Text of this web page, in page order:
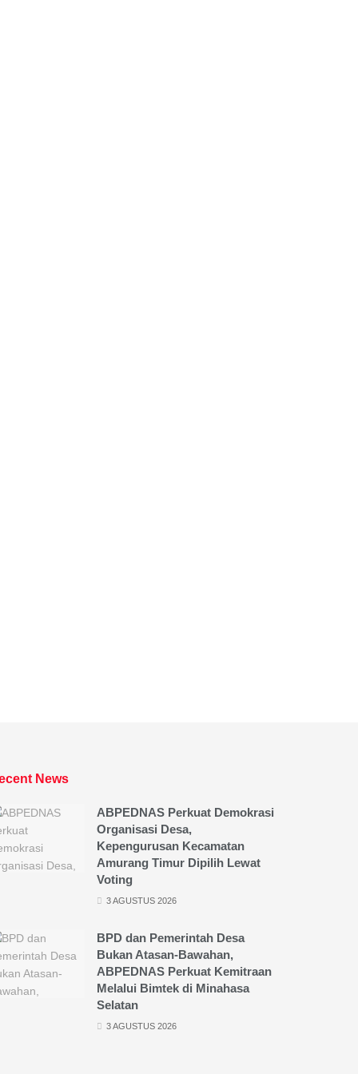
News
ABPEDNAS Perkuat Demokrasi
Organisasi Desa,
Kepengurusan Kecamatan
Amurang Timur Dipilih Lewat
Voting
3 AGUSTUS 2026
BPD dan Pemerintah Desa
Bukan Atasan-Bawahan,
ABPEDNAS Perkuat Kemitraan
Melalui Bimtek di Minahasa
Selatan
3 AGUSTUS 2026